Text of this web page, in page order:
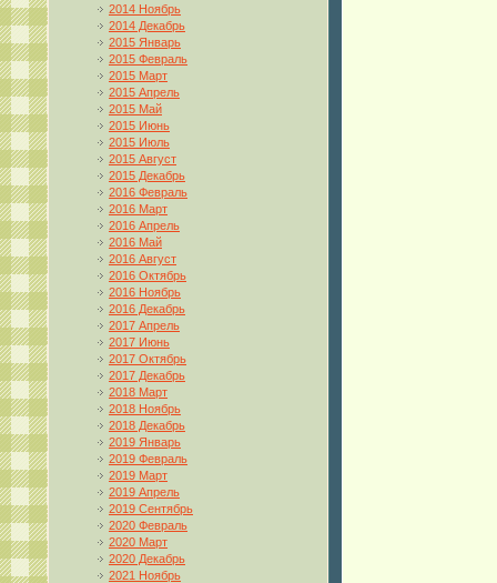
2014 Ноябрь
2014 Декабрь
2015 Январь
2015 Февраль
2015 Март
2015 Апрель
2015 Май
2015 Июнь
2015 Июль
2015 Август
2015 Декабрь
2016 Февраль
2016 Март
2016 Апрель
2016 Май
2016 Август
2016 Октябрь
2016 Ноябрь
2016 Декабрь
2017 Апрель
2017 Июнь
2017 Октябрь
2017 Декабрь
2018 Март
2018 Ноябрь
2018 Декабрь
2019 Январь
2019 Февраль
2019 Март
2019 Апрель
2019 Сентябрь
2020 Февраль
2020 Март
2020 Декабрь
2021 Ноябрь